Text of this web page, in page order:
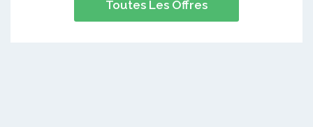
Toutes Les Offres